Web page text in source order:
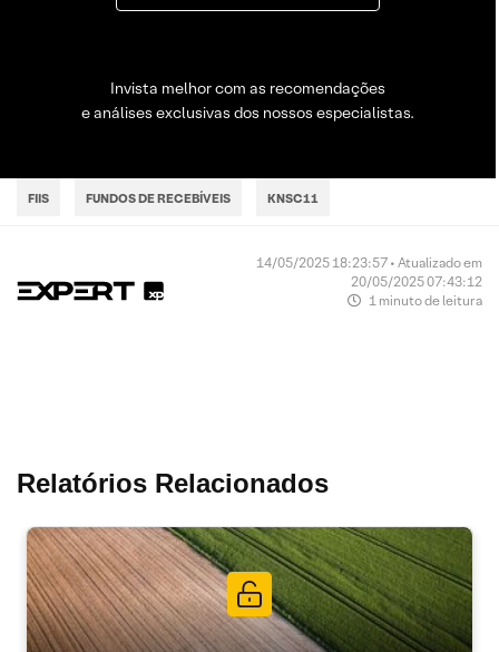
Invista melhor com as recomendações
e análises exclusivas dos nossos especialistas.
FIIS FUNDOS DE RECEBÍVEIS KNSC11
14/05/2025 18:23:57 • Atualizado em
20/05/2025 07:43:12
1 minuto de leitura
Relatórios Relacionados